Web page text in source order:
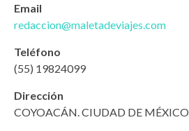
Email
redaccion@maletadeviajes.com
Teléfono
(55) 19824099
Dirección
COYOACÁN. CIUDAD DE MÉXICO